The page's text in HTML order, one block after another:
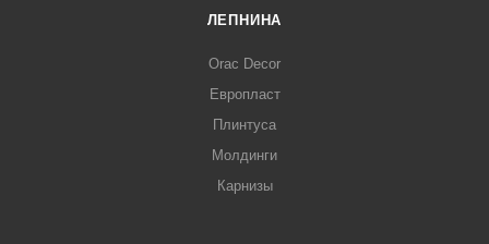
ЛЕПНИНА
Orac Decor
Европласт
Плинтуса
Молдинги
Карнизы